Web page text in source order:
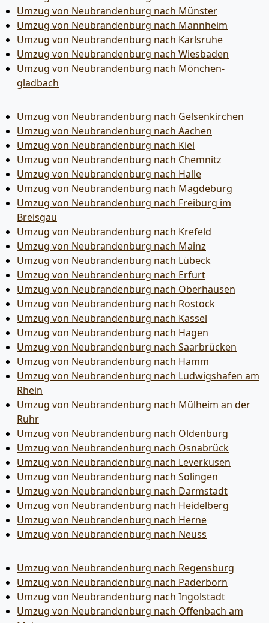
Umzug von Neubrandenburg nach Münster
Umzug von Neubrandenburg nach Mannheim
Umzug von Neubrandenburg nach Karlsruhe
Umzug von Neubrandenburg nach Wiesbaden
Umzug von Neubrandenburg nach Mönchen­
gladbach
Umzug von Neubrandenburg nach Gelsenkirchen
Umzug von Neubrandenburg nach Aachen
Umzug von Neubrandenburg nach Kiel
Umzug von Neubrandenburg nach Chemnitz
Umzug von Neubrandenburg nach Halle
Umzug von Neubrandenburg nach Magdeburg
Umzug von Neubrandenburg nach Freiburg im
Breisgau
Umzug von Neubrandenburg nach Krefeld
Umzug von Neubrandenburg nach Mainz
Umzug von Neubrandenburg nach Lübeck
Umzug von Neubrandenburg nach Erfurt
Umzug von Neubrandenburg nach Oberhausen
Umzug von Neubrandenburg nach Rostock
Umzug von Neubrandenburg nach Kassel
Umzug von Neubrandenburg nach Hagen
Umzug von Neubrandenburg nach Saarbrücken
Umzug von Neubrandenburg nach Hamm
Umzug von Neubrandenburg nach Ludwigshafen am
Rhein
Umzug von Neubrandenburg nach Mülheim an der
Ruhr
Umzug von Neubrandenburg nach Oldenburg
Umzug von Neubrandenburg nach Osnabrück
Umzug von Neubrandenburg nach Leverkusen
Umzug von Neubrandenburg nach Solingen
Umzug von Neubrandenburg nach Darmstadt
Umzug von Neubrandenburg nach Heidelberg
Umzug von Neubrandenburg nach Herne
Umzug von Neubrandenburg nach Neuss
Umzug von Neubrandenburg nach Regensburg
Umzug von Neubrandenburg nach Paderborn
Umzug von Neubrandenburg nach Ingolstadt
Umzug von Neubrandenburg nach Offenbach am